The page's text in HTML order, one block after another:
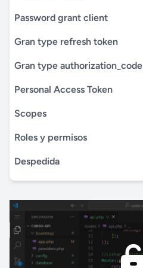
Password grant client
Gran type refresh token
Gran type authorization_code
Personal Access Token
Scopes
Roles y permisos
Despedida